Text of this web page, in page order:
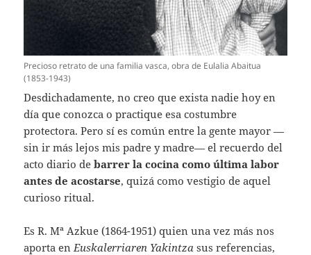
Precioso retrato de una familia vasca, obra de Eulalia Abaitua
(1853-1943)
Desdichadamente, no creo que exista nadie hoy en
día que conozca o practique esa costumbre
protectora. Pero sí es común entre la gente mayor —
sin ir más lejos mis padre y madre— el recuerdo del
acto diario debarrer la cocina como última labor
antes de acostarse, quizá como vestigio de aquel
curioso ritual.
Es R. Mª Azkue (1864-1951) quien una vez más nos
aporta en Euskalerriaren Yakintzasus referencias,